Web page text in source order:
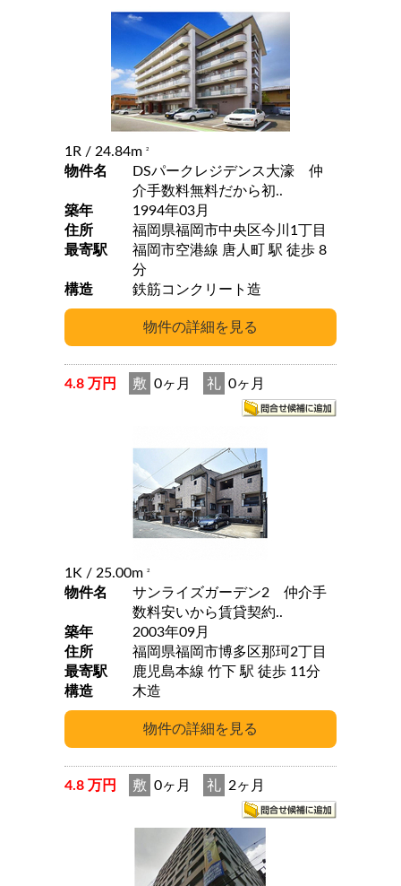
1R / 24.84m 2
物件名
DSパークレジデンス大濠 仲
介手数料無料だから初..
築年
1994年03月
住所
福岡県福岡市中央区今川1丁目
最寄駅
福岡市空港線 唐人町 駅 徒歩 8
分
構造
鉄筋コンクリート造
4.8 万円 敷 0ヶ月 礼 0ヶ月
1K / 25.00m 2
物件名
サンライズガーデン2 仲介手
数料安いから賃貸契約..
築年
2003年09月
住所
福岡県福岡市博多区那珂2丁目
最寄駅
鹿児島本線 竹下 駅 徒歩 11分
構造
木造
4.8 万円 敷 0ヶ月 礼 2ヶ月